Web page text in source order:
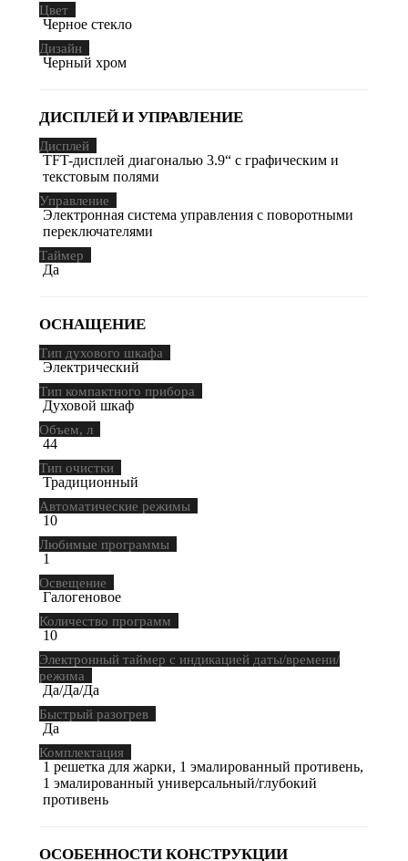
Цвет
Черное стекло
Дизайн
Черный хром
ДИСПЛЕЙ И УПРАВЛЕНИЕ
Дисплей
TFT-дисплей диагональю 3.9“ с графическим и
текстовым полями
Управление
Электронная система управления с поворотными
переключателями
Таймер
Да
ОСНАЩЕНИЕ
Тип духового шкафа
Электрический
Тип компактного прибора
Духовой шкаф
Объем, л
44
Тип очистки
Традиционный
Автоматические режимы
10
Любимые программы
1
Освещение
Галогеновое
Количество программ
10
Электронный таймер с индикацией даты/времени/
режима
Да/Да/Да
Быстрый разогрев
Да
Комплектация
1 решетка для жарки, 1 эмалированный противень,
1 эмалированный универсальный/глубокий
противень
ОСОБЕННОСТИ КОНСТРУКЦИИ